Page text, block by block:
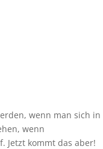
wenn man sich in
wenn
Jetzt kommt das aber!